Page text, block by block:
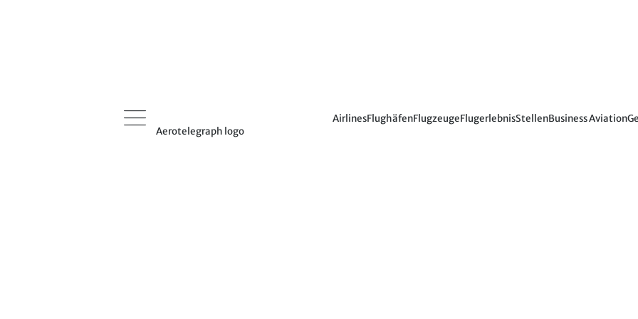
Aerotelegraph logo
AirlinesFlughäfenFlugzeugeFlugerlebnisStellenBusiness Aviation